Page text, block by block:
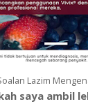
Lazim
saya ambil